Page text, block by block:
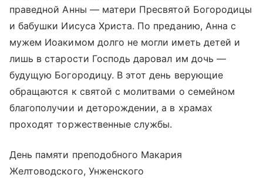
праведной Анны — матери Пресвятой Богородицы
и бабушки Иисуса Христа. По преданию, Анна с
мужем Иоакимом долго не могли иметь детей и
лишь в старости Господь даровал им дочь —
будущую Богородицу. В этот день верующие
обращаются к святой с молитвами о семейном
благополучии и деторождении, а в храмах
проходят торжественные службы.
День памяти преподобного Макария
Желтоводского, Унженского